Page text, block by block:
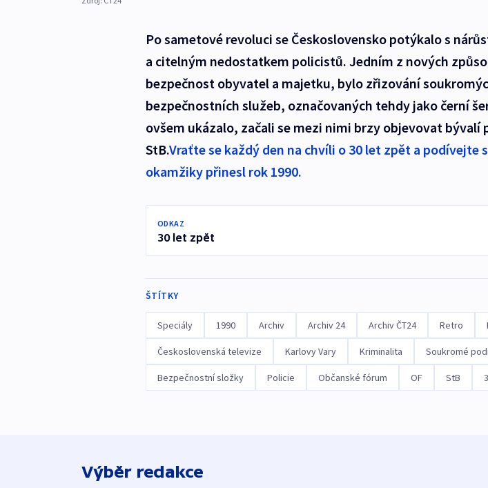
Po sametové revoluci se Československo potýkalo s
a citelným nedostatkem policistů. Jedním z nových
bezpečnost obyvatel a majetku, bylo zřizování
bezpečnostních služeb, označovaných tehdy jako černí
ovšem ukázalo, začali se mezi nimi brzy objevovat bývalí
StB.Vraťte se každý den na chvíli o 30 let zpět a podívejte
okamžiky přinesl rok 1990.
ODKAZ
30 let zpět
ŠTÍTKY
Speciály 1990 Archiv Archiv 24 Archiv ČT24 Retro
Československá televize Karlovy Vary Kriminalita Soukromé
Bezpečnostní složky Policie Občanské fórum OF StB
Výběr redakce